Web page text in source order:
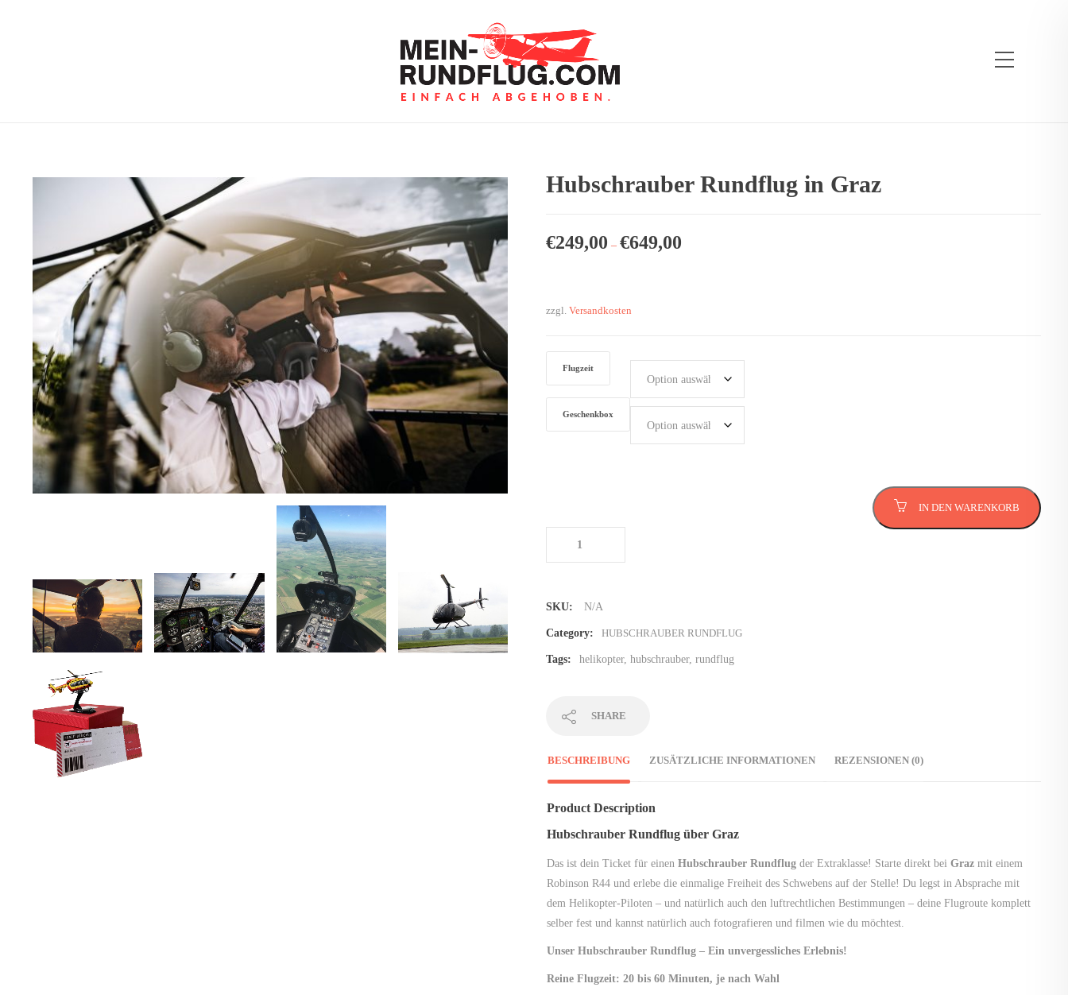
Hubschrauber Rundflug in Graz
€249,00 – €649,00
zzgl. Versandkosten
Flugzeit
Geschenkbox
IN DEN WARENKORB
SKU: N/A
Category: HUBSCHRAUBER RUNDFLUG
Tags: helikopter, hubschrauber, rundflug
SHARE
BESCHREIBUNG ZUSÄTZLICHE INFORMATIONEN REZENSIONEN (0)
Product Description
Hubschrauber Rundflug über Graz
Das ist dein Ticket für einen Hubschrauber Rundflugder Extraklasse! Starte direkt bei Grazmit einem
Robinson R44 und erlebe die einmalige Freiheit des Schwebens auf der Stelle! Du legst in Absprache mit
dem Helikopter-Piloten – und natürlich auch den luftrechtlichen Bestimmungen – deine Flugroute komplett
selber fest und kannst natürlich auch fotografieren und filmen wie du möchtest.
Unser Hubschrauber Rundflug – Ein unvergessliches Erlebnis!
Reine Flugzeit: 20 bis 60 Minuten, je nach Wahl